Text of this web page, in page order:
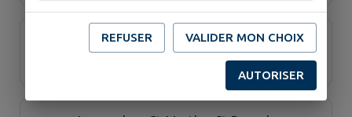
Judo Club
REFUSER VALIDER MON CHOIX
AUTORISER